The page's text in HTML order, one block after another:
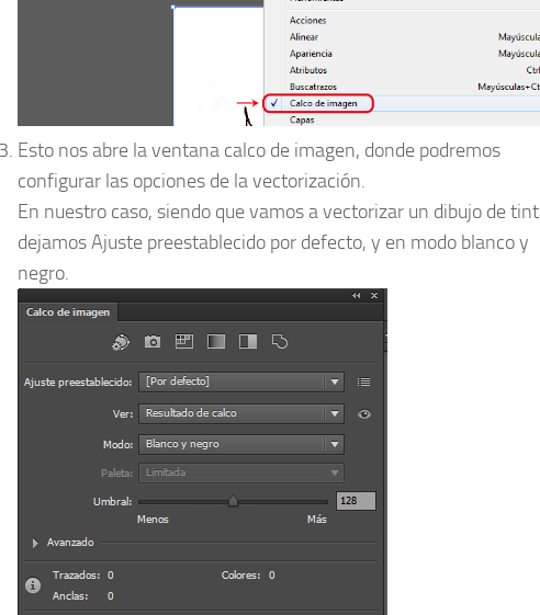
Esto nos abre la ventana calco de imagen, donde podremos
configurar las opciones de la vectorización.
En nuestro caso, siendo que vamos a vectorizar un dibujo de
dejamos Ajuste preestablecido por defecto, y en modo blanco y
negro.